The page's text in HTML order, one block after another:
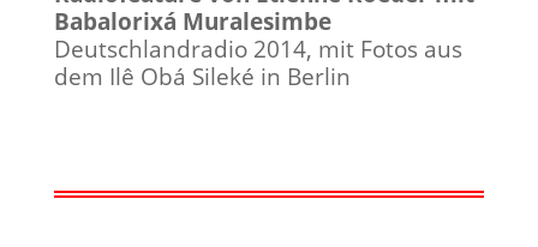
Babalorixá Muralesimbe
Deutschlandradio 2014, mit Fotos aus
dem Ilê Obá Sileké in Berlin